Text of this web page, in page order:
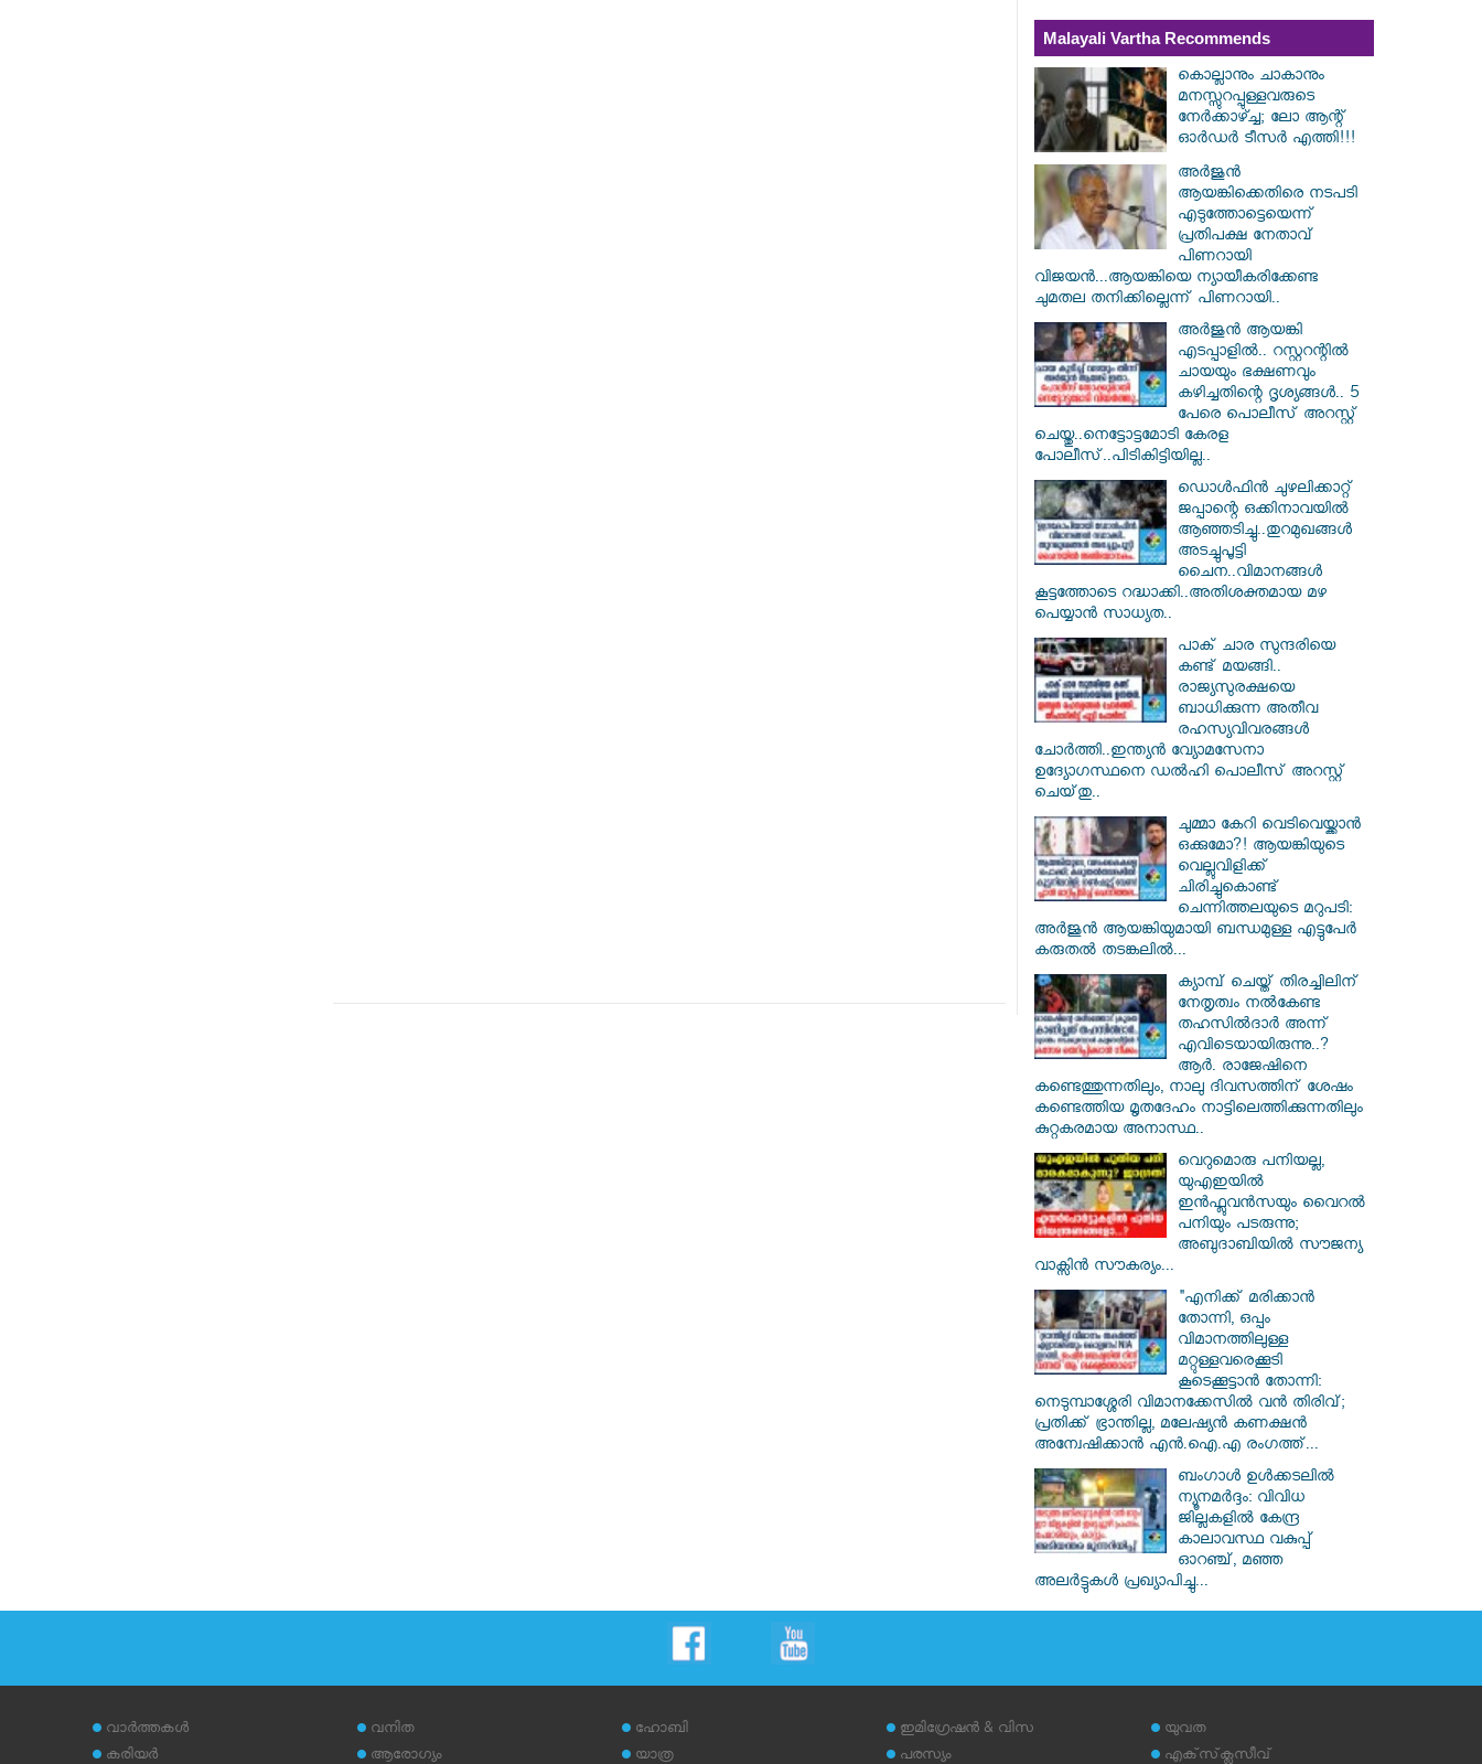
Malayali Vartha Recommends
കൊല്ലാനും ചാകാനും
മനസ്സുറപ്പുള്ളവരുടെ
നേർക്കാഴ്ച്ച; ലോ ആന്റ്
ഓർഡർ ടീസർ എത്തി!!!
അർജുൻ
ആയങ്കിക്കെതിരെ നടപടി
എടുത്തോട്ടെയെന്ന്
പ്രതിപക്ഷ നേതാവ്
പിണറായി
വിജയൻ...ആയങ്കിയെ ന്യായീകരിക്കേണ്ട
ചുമതല തനിക്കില്ലെന്ന് പിണറായി..
അർജുൻ ആയങ്കി
എടപ്പാളിൽ.. റസ്റ്ററന്റിൽ
ചായയും ഭക്ഷണവും
കഴിച്ചതിന്റെ ദൃശ്യങ്ങൾ.. 5
പേരെ പൊലീസ് അറസ്റ്റ്
ചെയ്തു..നെട്ടോട്ടമോടി കേരള
പോലീസ്..പിടികിട്ടിയില്ല..
ഡൊൾഫിൻ ചുഴലിക്കാറ്റ്
ജപ്പാന്റെ ഒക്കിനാവയിൽ
ആഞ്ഞടിച്ചു..തുറമുഖങ്ങൾ
അടച്ചുപൂട്ടി
ചൈന..വിമാനങ്ങൾ
കൂട്ടത്തോടെ റദ്ധാക്കി..അതിശക്തമായ മഴ
പെയ്യാൻ സാധ്യത..
പാക് ചാര സുന്ദരിയെ
കണ്ട് മയങ്ങി..
രാജ്യസുരക്ഷയെ
ബാധിക്കുന്ന അതീവ
രഹസ്യവിവരങ്ങൾ
ചോർത്തി..ഇന്ത്യൻ വ്യോമസേനാ
ഉദ്യോഗസ്ഥനെ ഡൽഹി പൊലീസ് അറസ്റ്റ്
ചെയ്‌തു..
ചുമ്മാ കേറി വെടിവെയ്ക്കാൻ
ഒക്കുമോ?! ആയങ്കിയുടെ
വെല്ലുവിളിക്ക്
ചിരിച്ചുകൊണ്ട്
ചെന്നിത്തലയുടെ മറുപടി:
അർജുൻ ആയങ്കിയുമായി ബന്ധമുള്ള എട്ടുപേർ
കരുതൽ തടങ്കലിൽ...
ക്യാമ്പ് ചെയ്ത് തിരച്ചിലിന്
നേതൃത്വം നല്‍കേണ്ട
തഹസില്‍ദാര്‍ അന്ന്
എവിടെയായിരുന്നു..?
ആര്‍. രാജേഷിനെ
കണ്ടെത്തുന്നതിലും, നാലു ദിവസത്തിന് ശേഷം
കണ്ടെത്തിയ മൃതദേഹം നാട്ടിലെത്തിക്കുന്നതിലും
കുറ്റകരമായ അനാസ്ഥ..
വെറുമൊരു പനിയല്ല,
യുഎഇയിൽ
ഇൻഫ്ലുവൻസയും വൈറൽ
പനിയും പടരുന്നു;
അബുദാബിയിൽ സൗജന്യ
വാക്സിൻ സൗകര്യം...
"എനിക്ക് മരിക്കാൻ
തോന്നി, ഒപ്പം
വിമാനത്തിലുള്ള
മറ്റുള്ളവരെക്കൂടി
കൂടെക്കൂട്ടാൻ തോന്നി:
നെടുമ്പാശ്ശേരി വിമാനക്കേസിൽ വൻ തിരിവ്;
പ്രതിക്ക് ഭ്രാന്തില്ല, മലേഷ്യൻ കണക്ഷൻ
അന്വേഷിക്കാൻ എൻ.ഐ.എ രംഗത്ത്...
ബംഗാൾ ഉൾക്കടലിൽ
ന്യൂനമർദ്ദം: വിവിധ
ജില്ലകളിൽ കേന്ദ്ര
കാലാവസ്ഥ വകുപ്പ്
ഓറഞ്ച്, മഞ്ഞ
അലർട്ടുകൾ പ്രഖ്യാപിച്ചു...
വാര്‍ത്തകള്‍
കരിയര്‍
വനിത
ആരോഗ്യം
ഹോബി
യാത്ര
ഇമിഗ്രേഷന്‍ & വിസ
പരസ്യം
യുവത
എക്‌സ്‌ക്ലൂസീവ്